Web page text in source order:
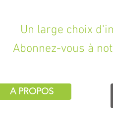
Un large choix
Abonnez-vous à
A PROPOS